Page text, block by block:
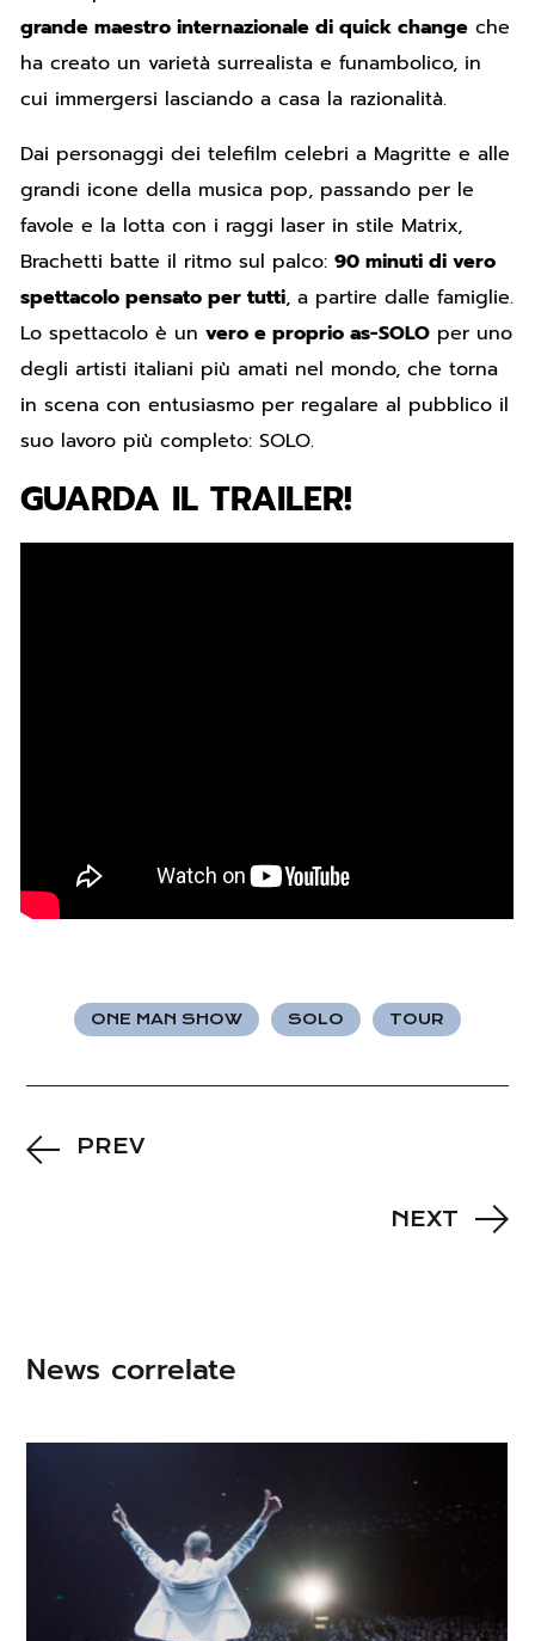
grande maestro internazionale di quick change che
ha creato un varietà surrealista e funambolico, in
cui immergersi lasciando a casa la razionalità.
Dai personaggi dei telefilm celebri a Magritte e alle
grandi icone della musica pop, passando per le
favole e la lotta con i raggi laser in stile Matrix,
Brachetti batte il ritmo sul palco:90 minuti di vero
spettacolo pensato per tutti, a partire dalle famiglie.
Lo spettacolo è unvero e proprio as-SOLO per uno
degli artisti italiani più amati nel mondo, che torna
in scena con entusiasmo per regalare al pubblico il
suo lavoro più completo: SOLO.
GUARDA IL TRAILER!
ONE MAN SHOW SOLO TOUR
PREV
NEXT
News correlate